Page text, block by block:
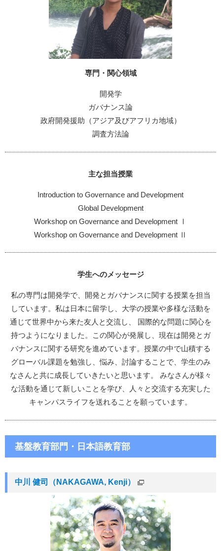
専門・関心領域
開発学
ガバナンス論
政府開発援助（アジア及びアフリカ地域）
調査方法論
主な担当授業
Introduction to Governance and Development
Global Development
Workshop on Governance and Development Ⅰ
Workshop on Governance and Development Ⅱ
学生へのメッセージ
私の専門は開発学で、開発とガバナンスに関する授業を担当
しています。私は日本に留学し、大学の授業や多様な活動を
通じて世界中から来た友人と交流し、 国際的な問題に関心を
持つようになりました。この関心が発展し、現在は開発とガ
バナンスに関する研究を進めています。授業の中で山積する
グローバル課題を勉強し、悩み、討論することで、学生のみ
なさんと共に成長していきたいと思います。 みなさんが様々
な活動を通じて新しいことを学び、人々と交流する充実した
キャンパスライフを送れることを願っています。
基盤教育部門・日本語教育部
中川 健司（NAKAGAWA, Kenji）